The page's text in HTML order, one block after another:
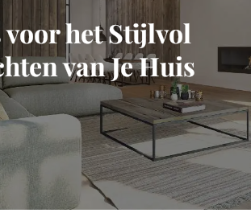
het Stijlvol
van Je Huis